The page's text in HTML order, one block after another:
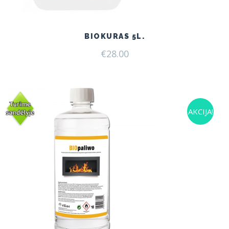
BIOKURAS 5L.
€28.00
AKCIJA!